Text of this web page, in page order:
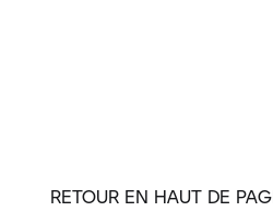
RETOUR EN HAUT DE